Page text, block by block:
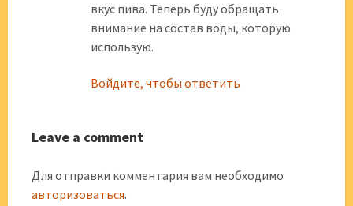
вкус пива. Теперь буду обращать
внимание на состав воды, которую
использую.
Войдите, чтобы ответить
Leave a comment
Для отправки комментария вам необходимо
авторизоваться.